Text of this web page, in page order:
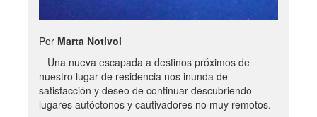
Por Marta Notivol
Una nueva escapada a destinos próximos de
nuestro lugar de residencia nos inunda de
satisfacción y deseo de continuar descubriendo
lugares autóctonos y cautivadores no muy remotos.